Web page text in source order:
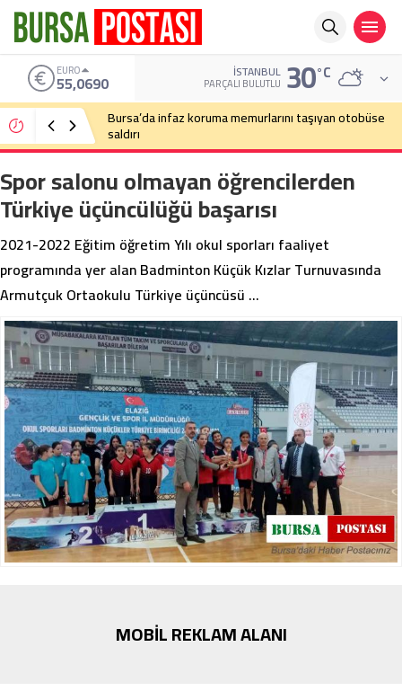
ALTIN
6.525,39 İSTANBUL
PARÇALI BULUTLU 30°C
Bursa’da cadde ortasında bıçaklı kavga
Spor salonu olmayan öğrencilerden
Türkiye üçüncülüğü başarısı
2021-2022 Eğitim öğretim Yılı okul sporları faaliyet
programında yer alan Badminton Küçük Kızlar Turnuvasında
Armutçuk Ortaokulu Türkiye üçüncüsü …
MOBİL REKLAM ALANI